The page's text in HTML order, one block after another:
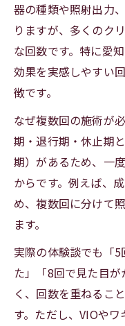
器の種類や照射出力
りますが、多くのク
な回数です。特に愛
効果を実感しやすい
徴です。
なぜ複数回の施術が
期・退行期・休止期
期）があるため、一
からです。例えば、
め、複数回に分けて
ます。
実際の体験談でも「
た」「8回で見た目
く、回数を重ねるこ
す。ただし、VIOや